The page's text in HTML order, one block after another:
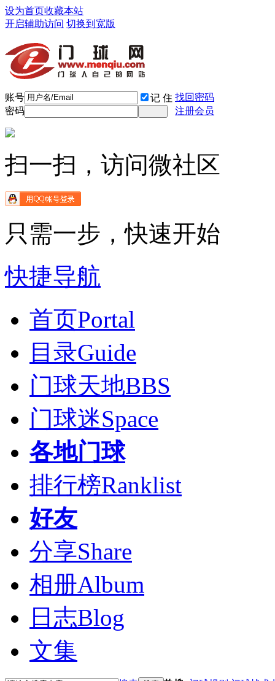
设为首页收藏本站
开启辅助访问 切换到宽版
账号 记 住 找回密码
密码
注册会员
扫一扫，访问微社区
只需一步，快速开始
快捷导航
首页Portal
目录Guide
门球天地BBS
门球迷Space
各地门球
排行榜Ranklist
好友
分享Share
相册Album
日志Blog
文集